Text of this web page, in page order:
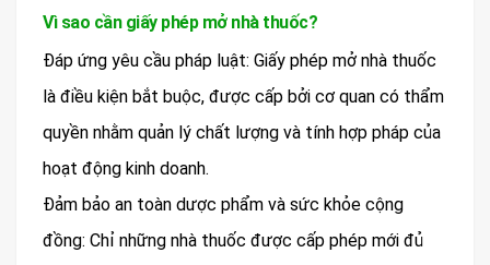
Vì sao cần giấy phép mở nhà thuốc?
Đáp ứng yêu cầu pháp luật: Giấy phép mở nhà thuốc
là điều kiện bắt buộc, được cấp bởi cơ quan có thẩm
quyền nhằm quản lý chất lượng và tính hợp pháp của
hoạt động kinh doanh.
Đảm bảo an toàn dược phẩm và sức khỏe cộng
đồng: Chỉ những nhà thuốc được cấp phép mới đủ